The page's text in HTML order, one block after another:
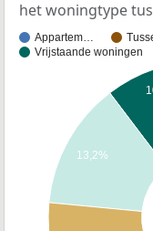
het woningtype
Appartem…
Vrijstaande woningen
13,2%